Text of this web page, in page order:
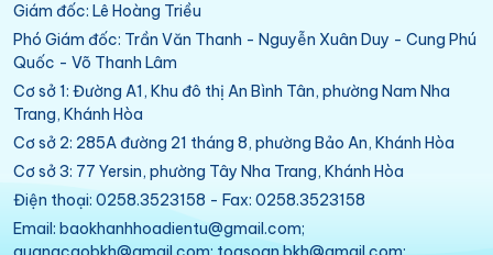
Giám đốc: Lê Hoàng Triều
Phó Giám đốc: Trần Văn Thanh - Nguyễn Xuân Duy - Cung Phú
Quốc - Võ Thanh Lâm
Cơ sở 1: Đường A1, Khu đô thị An Bình Tân, phường Nam Nha
Trang, Khánh Hòa
Cơ sở 2: 285A đường 21 tháng 8, phường Bảo An, Khánh Hòa
Cơ sở 3: 77 Yersin, phường Tây Nha Trang, Khánh Hòa
Điện thoại: 0258.3523158 - Fax: 0258.3523158
Email: baokhanhhoadientu@gmail.com;